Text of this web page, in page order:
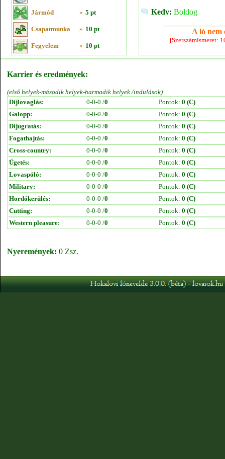
Jármód » 5 pt
Csapatmunka » 10 pt
Fegyelem » 10 pt
Kedv: Boldog
A ló nem
[Szerszámismeret:
Karrier és eredmények:
(első helyek-második helyek-harmadik helyek /indulások)
Díjlovaglás:
0-0-0 /0 Pontok: 0 (C)
Galopp:
0-0-0 /0 Pontok: 0 (C)
Díjugratás:
0-0-0 /0 Pontok: 0 (C)
Fogathajtás:
0-0-0 /0 Pontok: 0 (C)
Cross-country:
0-0-0 /0 Pontok: 0 (C)
Ügetés:
0-0-0 /0 Pontok: 0 (C)
Lovaspóló:
0-0-0 /0 Pontok: 0 (C)
Military:
0-0-0 /0 Pontok: 0 (C)
Hordókerülés:
0-0-0 /0 Pontok: 0 (C)
Cutting:
0-0-0 /0 Pontok: 0 (C)
Western pleasure:
0-0-0 /0 Pontok: 0 (C)
Nyeremények: 0 Zsz.